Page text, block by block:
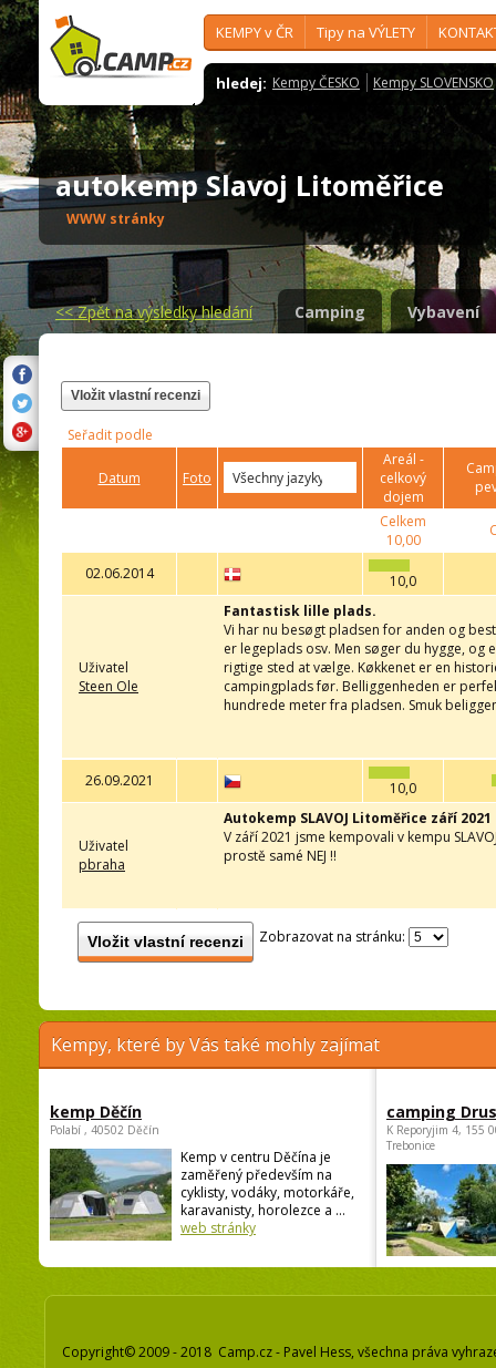
KEMPY v ČR Tipy na VÝLETY
hledej: Kempy ČESKO Kempy SLOVENSKO
autokemp Slavoj Litoměřice
WWW stránky
<<Zpět na výsledky hledání Camping Vybavení
Vložit vlastní recenzi
Seřadit podle
Datum Foto
Areál -
celkový
dojem
Celkem
10,00
02.06.2014 10,0
Uživatel
Steen Ole
Fantastisk lille plads.
Vi har nu besøgt pladsen for anden og
er legeplads osv. Men søger du hygge,
rigtige sted at vælge. Køkkenet er en
campingplads før. Belliggenheden er
hundrede meter fra pladsen. Smuk
26.09.2021 10,0
Uživatel
pbraha
Autokemp SLAVOJ Litoměřice září 2021
V září 2021 jsme kempovali v kempu
prostě samé NEJ !!
Vložit vlastní recenzi Zobrazovat na stránku:
Kempy, které by Vás také mohly zajímat
kemp Děčín
Polabí , 40502 Děčín
Kemp v centru Děčína je
zaměřený především na
cyklisty, vodáky, motorkáře,
karavanisty, horolezce a ...
web stránky
camping
K Reporyjim 4, 155
Trebonice
Copyright© 2009 - 2018 Camp.cz - Pavel Hess, všechna práva